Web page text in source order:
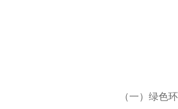
（一）绿色